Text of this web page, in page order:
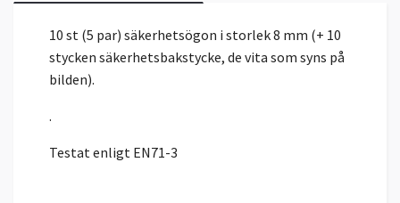
10 st (5 par) säkerhetsögon i storlek 8 mm (+ 10
stycken säkerhetsbakstycke, de vita som syns på
bilden).
.
Testat enligt EN71-3